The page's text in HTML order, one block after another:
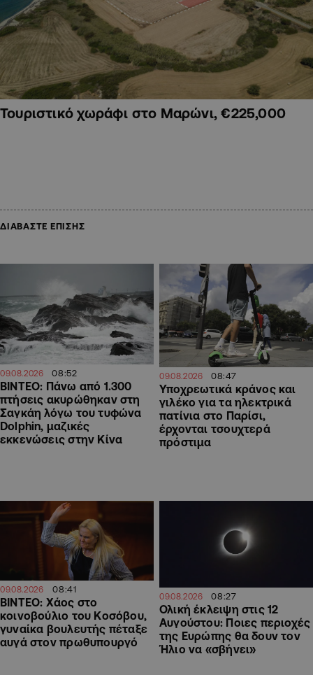
Τουριστικό χωράφι στο Μαρώνι, €225,000
ΔΙΑΒΑΣΤΕ ΕΠΙΣΗΣ
09.08.2026 08:52
ΒΙΝΤΕΟ: Πάνω από 1.300
πτήσεις ακυρώθηκαν στη
Σαγκάη λόγω του τυφώνα
Dolphin, μαζικές
εκκενώσεις στην Κίνα
09.08.2026 08:47
Υποχρεωτικά κράνος και
γιλέκο για τα ηλεκτρικά
πατίνια στο Παρίσι,
έρχονται τσουχτερά
πρόστιμα
09.08.2026 08:41
ΒΙΝΤΕΟ: Χάος στο
κοινοβούλιο του Κοσόβου,
γυναίκα βουλευτής πέταξε
αυγά στον πρωθυπουργό
09.08.2026 08:27
Ολική έκλειψη στις 12
Αυγούστου: Ποιες περιοχές
της Ευρώπης θα δουν τον
Ήλιο να «σβήνει»